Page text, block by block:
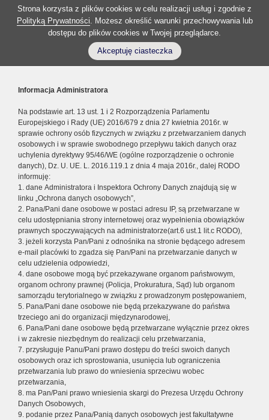
Strona korzysta z plików cookies w celu realizacji usług i zgodnie z
Polityką Prywatności. Możesz określić warunki przechowywania lub
dostępu do plików cookies w Twojej przeglądarce.
Akceptuję ciasteczka
Informacja Administratora
Na podstawie art. 13 ust. 1 i 2 Rozporządzenia Parlamentu
Europejskiego i Rady (UE) 2016/679 z dnia 27 kwietnia 2016r. w
sprawie ochrony osób fizycznych w związku z przetwarzaniem danych
osobowych i w sprawie swobodnego przepływu takich danych oraz
uchylenia dyrektywy 95/46/WE (ogólne rozporządzenie o ochronie
danych), Dz. U. UE. L. 2016.119.1 z dnia 4 maja 2016r., dalej RODO
informuję:
1. dane Administratora i Inspektora Ochrony Danych znajdują się w
linku „Ochrona danych osobowych”,
2. Pana/Pani dane osobowe w postaci adresu IP, są przetwarzane w
celu udostępniania strony internetowej oraz wypełnienia obowiązków
prawnych spoczywających na administratorze(art.6 ust.1 lit.c RODO),
3. jeżeli korzysta Pan/Pani z odnośnika na stronie będącego adresem
e-mail placówki to zgadza się Pan/Pani na przetwarzanie danych w
celu udzielenia odpowiedzi,
4. dane osobowe mogą być przekazywane organom państwowym,
organom ochrony prawnej (Policja, Prokuratura, Sąd) lub organom
samorządu terytorialnego w związku z prowadzonym postępowaniem,
5. Pana/Pani dane osobowe nie będą przekazywane do państwa
trzeciego ani do organizacji międzynarodowej,
6. Pana/Pani dane osobowe będą przetwarzane wyłącznie przez okres
i w zakresie niezbędnym do realizacji celu przetwarzania,
7. przysługuje Panu/Pani prawo dostępu do treści swoich danych
osobowych oraz ich sprostowania, usunięcia lub ograniczenia
przetwarzania lub prawo do wniesienia sprzeciwu wobec
przetwarzania,
8. ma Pan/Pani prawo wniesienia skargi do Prezesa Urzędu Ochrony
Danych Osobowych,
9. podanie przez Pana/Panią danych osobowych jest fakultatywne